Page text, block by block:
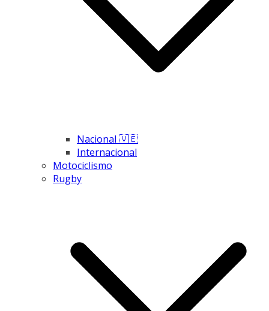
Nacional 🇻🇪
Internacional
Motociclismo
Rugby